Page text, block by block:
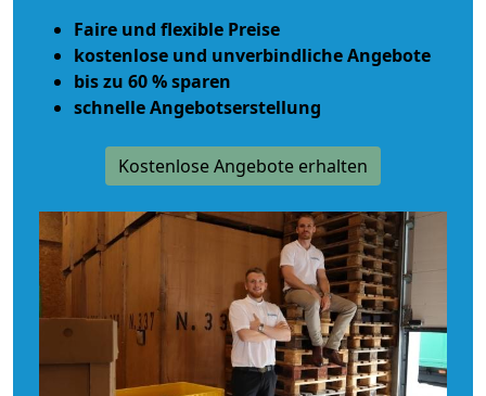
Faire und flexible Preise
kostenlose und unverbindliche Angebote
bis zu 60 % sparen
schnelle Angebotserstellung
Kostenlose Angebote erhalten